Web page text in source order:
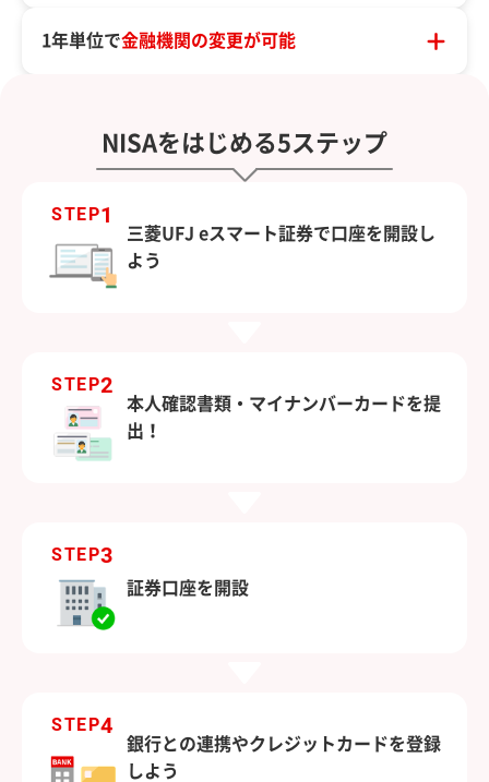
1年単位で金融機関の変更が可能
NISAをはじめる5ステップ
STEP1
三菱UFJ eスマート証券で口座を開設し
よう
STEP2
本人確認書類・マイナンバーカードを提
出！
STEP3
証券口座を開設
STEP4
銀行との連携やクレジットカードを登録
しよう